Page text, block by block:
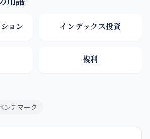
ョン インデックス投資
複利
ンチマーク